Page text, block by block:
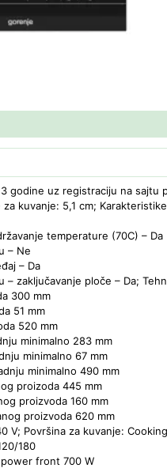
godine uz registraciju na sajtu
kuvanje: 5,1 cm;
temperature (70C) – Da
– Ne
– Da
– zaključavanje ploče – Da;
300 mm
51 mm
520 mm
minimalno 283 mm
minimalno 67 mm
minimalno 490 mm
proizoda 445 mm
proizvoda 160 mm
proizvoda 620 mm
V; Površina za kuvanje:
180
front 700 W